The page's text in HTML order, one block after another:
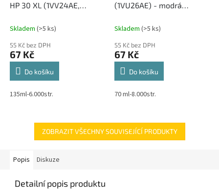
HP 30 XL (1VV24AE,
inkoustová cartridge, 135
Skladem (>5 ks)
55 Kč bez DPH
67 Kč
Do košíku
135ml-6.000str.
(1VU26AE) - modrá
Skladem (>5 ks)
55 Kč bez DPH
67 Kč
Do košíku
70 ml-8.000str.
ZOBRAZIT VŠECHNY SOUVISEJÍCÍ PRODUKTY
Popis Diskuze
Detailní popis produktu